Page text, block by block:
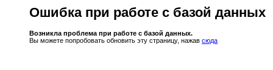
Ошибка при работе с базой данных
Возникла проблема при работе с базой данных.
Вы можете попробовать обновить эту страницу, нажав сюда